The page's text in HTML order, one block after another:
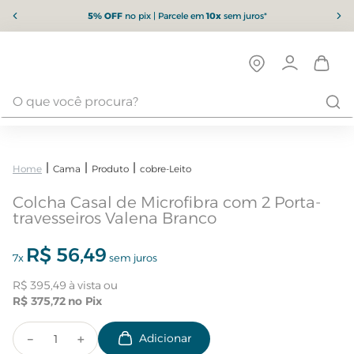
5% OFFno pix | Parcele em10xsem juros*
Cama Produto cobre-Leito
Colcha Casal de Microfibra com 2 Porta-
travesseiros Valena Branco
7x R$ 56,49 sem juros
R$ 395,49
R$ 375,72
＋
－